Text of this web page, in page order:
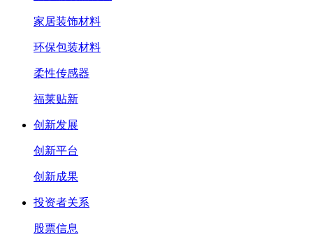
家居装饰材料
环保包装材料
柔性传感器
福莱贴新
创新发展
创新平台
创新成果
投资者关系
股票信息